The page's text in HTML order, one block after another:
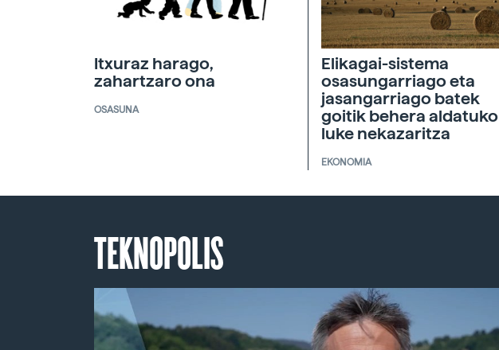
Itxuraz harago,
zahartzaro ona
OSASUNA
Elikagai-sistema
osasungarriago eta
jasangarriago batek
goitik behera aldatuko
luke nekazaritza
EKONOMIA
TEKNOPOLIS